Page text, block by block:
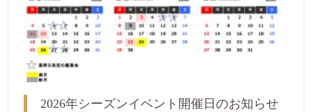
2026年シーズンイベント開催日のお知らせ